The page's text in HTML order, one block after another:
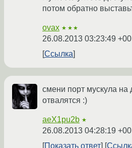
потом обратно
ovax ★★★
26.08.2013 03:23:49
Ссылка
смени порт мускула на
отвалятся :)
aeX1pu2b ★
26.08.2013 04:28:19
Показать ответ